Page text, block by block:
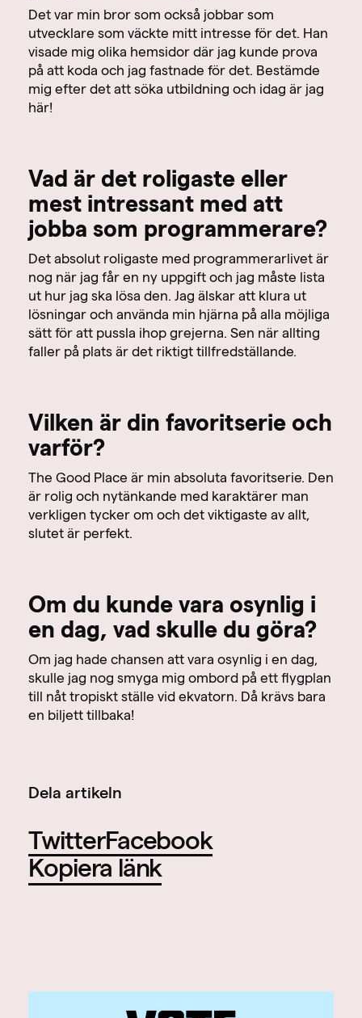
Det var min bror som också jobbar som
utvecklare som väckte mitt intresse för det. Han
visade mig olika hemsidor där jag kunde prova
på att koda och jag fastnade för det. Bestämde
mig efter det att söka utbildning och idag är jag
här!
Vad är det roligaste eller
mest intressant med att
jobba som programmerare?
Det absolut roligaste med programmerarlivet är
nog när jag får en ny uppgift och jag måste lista
ut hur jag ska lösa den. Jag älskar att klura ut
lösningar och använda min hjärna på alla möjliga
sätt för att pussla ihop grejerna. Sen när allting
faller på plats är det riktigt tillfredställande.
Vilken är din favoritserie och
varför?
The Good Place är min absoluta favoritserie. Den
är rolig och nytänkande med karaktärer man
verkligen tycker om och det viktigaste av allt,
slutet är perfekt.
Om du kunde vara osynlig i
en dag, vad skulle du göra?
Om jag hade chansen att vara osynlig i en dag,
skulle jag nog smyga mig ombord på ett flygplan
till nåt tropiskt ställe vid ekvatorn. Då krävs bara
en biljett tillbaka!
Dela artikeln
TwitterFacebook
Kopiera länk